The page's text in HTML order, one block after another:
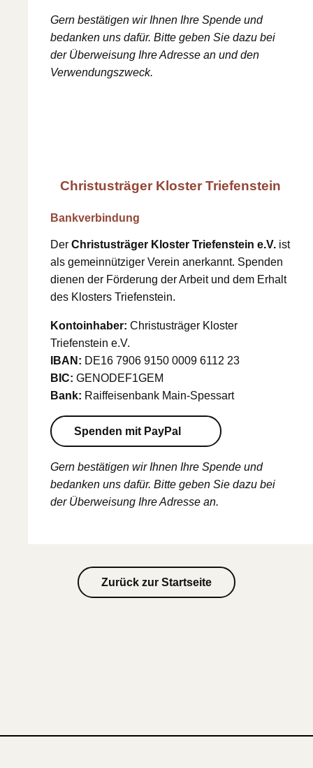
Gern bestätigen wir Ihnen Ihre Spende und
bedanken uns dafür. Bitte geben Sie dazu bei
der Überweisung Ihre Adresse an und den
Verwendungszweck.
Christusträger Kloster Triefenstein
Bankverbindung
Der Christusträger Kloster Triefenstein e.V. ist
als gemeinnütziger Verein anerkannt. Spenden
dienen der Förderung der Arbeit und dem Erhalt
des Klosters Triefenstein.
Kontoinhaber: Christusträger Kloster
Triefenstein e.V.
IBAN: DE16 7906 9150 0009 6112 23
BIC: GENODEF1GEM
Bank: Raiffeisenbank Main-Spessart
Spenden mit PayPal
Gern bestätigen wir Ihnen Ihre Spende und
bedanken uns dafür. Bitte geben Sie dazu bei
der Überweisung Ihre Adresse an.
Zurück zur Startseite